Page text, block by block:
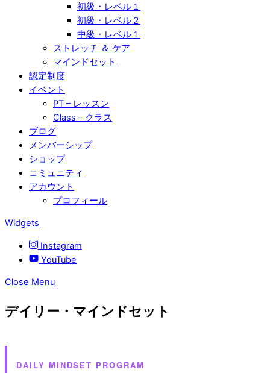
初級・レベル１
初級・レベル２
中級・レベル１
ストレッチ ＆ ケア
マインドセット
認定制度
イベント
PT – レッスン
Class – クラス
ブログ
メンバーシップ
ショップ
コミュニティ
アカウント
プロフィール
Widgets
Instagram
YouTube
Close Menu
デイリー・マインドセット
DAILY MINDSET PROGRAM